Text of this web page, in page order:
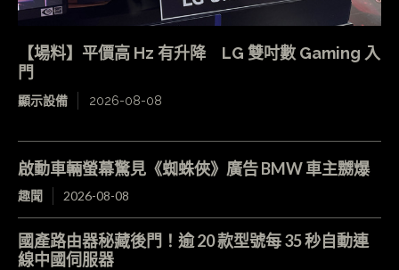
【場料】平價高 Hz 有升降 LG 雙吋數 Gaming 入
門
顯示設備 2026-08-08
啟動車輛螢幕驚見《蜘蛛俠》廣告 BMW 車主嬲爆
趣聞 2026-08-08
國產路由器秘藏後門！逾 20 款型號每 35 秒自動連
線中國伺服器